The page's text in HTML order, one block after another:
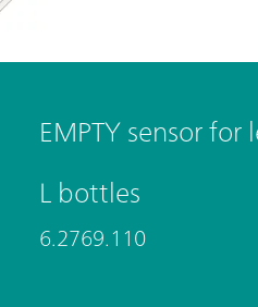
EMPTY sensor
L bottles
6.2769.110